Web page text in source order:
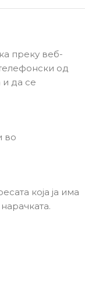
преку веб-
од
и да се
во
која ја има